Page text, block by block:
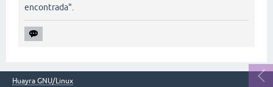
encontrada".
Huayra GNU/Linux